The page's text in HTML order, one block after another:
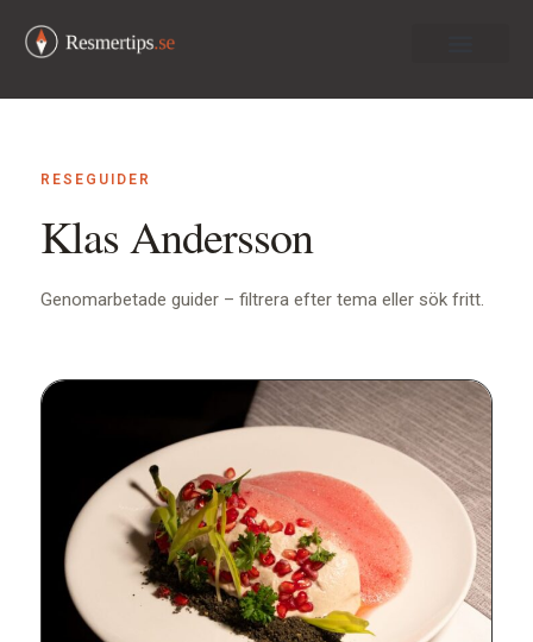
RESEGUIDER
Klas Andersson
Genomarbetade guider – filtrera efter tema eller sök fritt.